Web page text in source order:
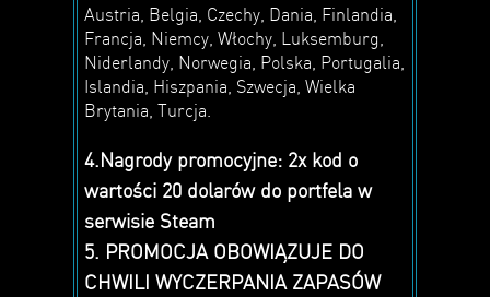
Austria, Belgia, Czechy, Dania, Finlandia,
Francja, Niemcy, Włochy, Luksemburg,
Niderlandy, Norwegia, Polska, Portugalia,
Islandia, Hiszpania, Szwecja, Wielka
Brytania, Turcja.
4.Nagrody promocyjne: 2x kod o
wartości 20 dolarów do portfela w
serwisie Steam
5. PROMOCJA OBOWIĄZUJE DO
CHWILI WYCZERPANIA ZAPASÓW